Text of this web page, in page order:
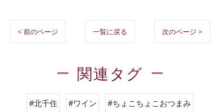
< 前のページ 一覧に戻る 次のページ >
関連タグ
#北千住 #ワイン #ちょこちょこおつまみ